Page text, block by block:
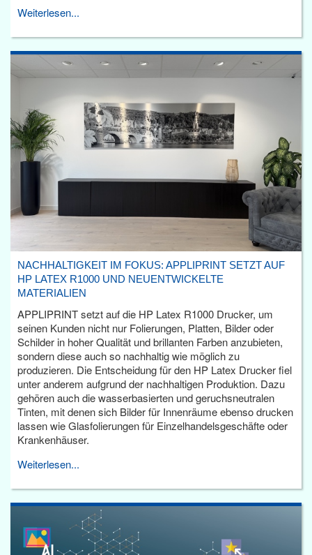
Weiterlesen...
NACHHALTIGKEIT IM FOKUS: APPLIPRINT SETZT AUF
HP LATEX R1000 UND NEUENTWICKELTE
MATERIALIEN
APPLIPRINT setzt auf die HP Latex R1000 Drucker, um
seinen Kunden nicht nur Folierungen, Platten, Bilder oder
Schilder in hoher Qualität und brillanten Farben anzubieten,
sondern diese auch so nachhaltig wie möglich zu
produzieren. Die Entscheidung für den HP Latex Drucker fiel
unter anderem aufgrund der nachhaltigen Produktion. Dazu
gehören auch die wasserbasierten und geruchsneutralen
Tinten, mit denen sich Bilder für Innenräume ebenso drucken
lassen wie Glasfolierungen für Einzelhandelsgeschäfte oder
Krankenhäuser.
Weiterlesen...